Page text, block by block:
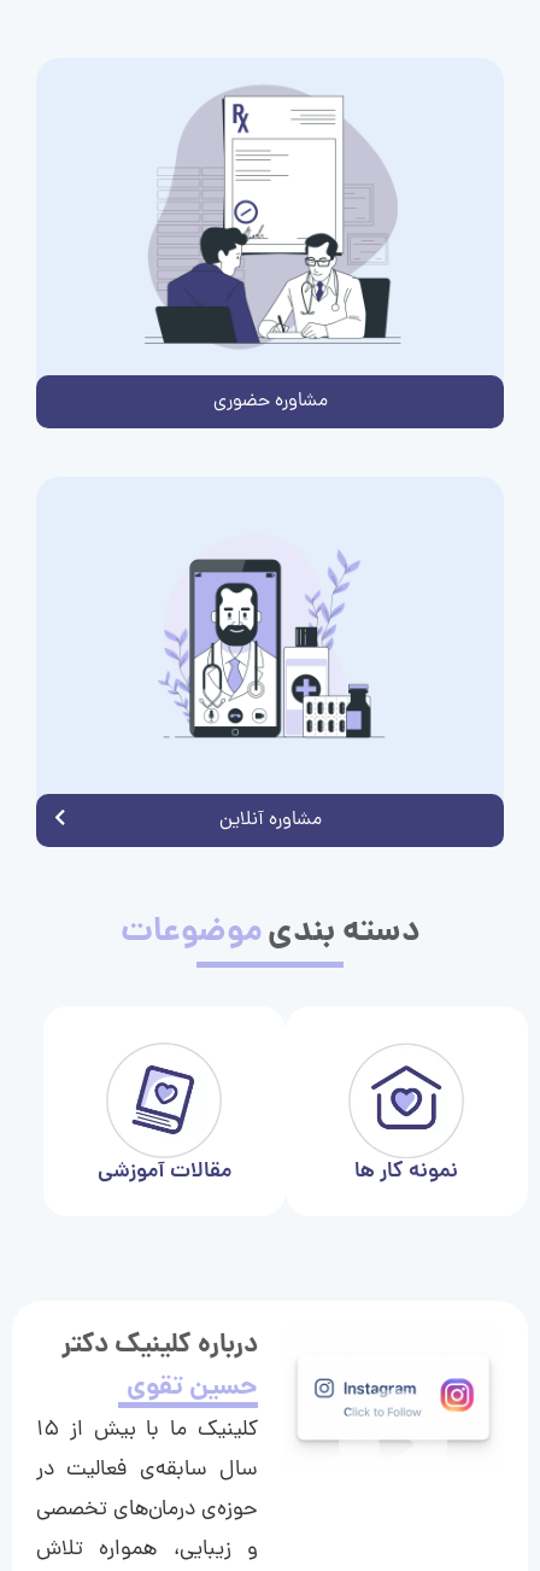
مشاوره حضوری
مشاوره آنلاین
دسته بندیموضوعات
نمونه کار ها مقالات آموزشی
درباره کلینیک دکتر
حسین تقوی
کلینیک ما با بیش از ۱۵
سال سابقه‌ی فعالیت در
حوزه‌ی درمان‌های تخصصی
و زیبایی، همواره تلاش